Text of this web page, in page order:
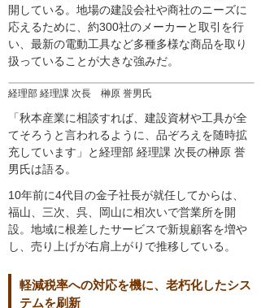
経理部 経理課 次長 榊原 誉男氏
開している。地場の建設会社や商社のニーズに
応えるために、約300社のメーカーと取引を行
い、最新の電動工具など多種多様な商品を取り
扱っていることが大きな強みだ。
「秋本産業に相談すれば、建設資材や工具が全
てそろうと言われるように、品ぞろえを随時拡
充しています」と経理部 経理課 次長の榊原 誉
男氏は語る。
10年前に4代目の金子社長が就任してからは、
福山、三次、呉、岡山に相次いで営業所を開
設。地域に根差したサービスで新規顧客を増や
し、売り上げが右肩上がりで推移している。
軽減税率への対応を機に、老朽化したシス
テムを刷新